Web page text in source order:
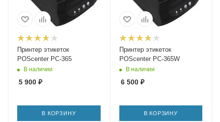
Принтер этикеток
POScenter PC-365
В наличии
5 900 ₽
В КОРЗИНУ
Принтер этикеток
POScenter PC-365W
В наличии
6 500₽
В КОРЗИНУ